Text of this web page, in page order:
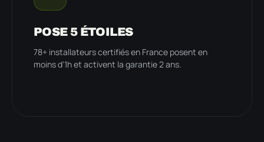
POSE 5 ÉTOILES
78+ installateurs certifiés en France posent en
moins d'1h et activent la garantie 2 ans.